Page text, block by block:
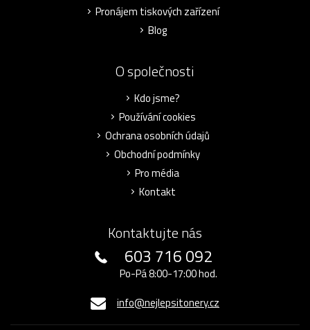
Pronájem tiskových zařízení
Blog
O společnosti
Kdo jsme?
Používání cookies
Ochrana osobních údajů
Obchodní podmínky
Pro média
Kontakt
Kontaktujte nás
603 716 092
Po-Pá 8:00-17:00 hod.
info@nejlepsitonery.cz